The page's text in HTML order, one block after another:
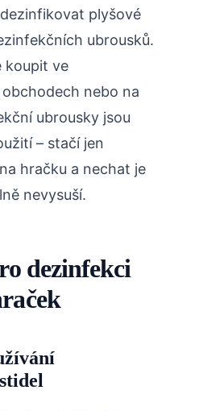
plyšové
ubrousků.
koupit ve
nebo na
ubrousky jsou
– stačí jen
hračku a nechat je
nevysuší.
dezinfekci